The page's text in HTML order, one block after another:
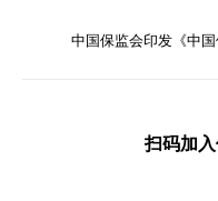
中国保监会印发《中
扫码加